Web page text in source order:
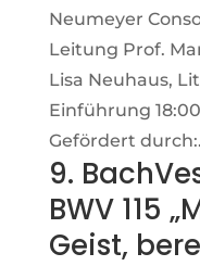
Neumeyer
Leitung Prof.
Lisa Neuhaus,
Einführung
Gefördert
9.
BWV 115
Geist,